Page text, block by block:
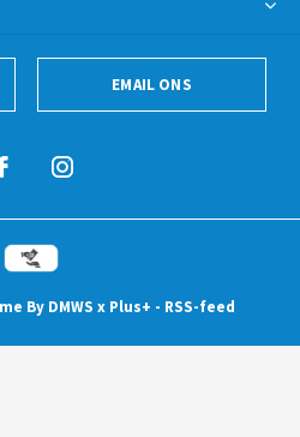
EMAIL ONS
By DMWS x Plus+ - RSS-feed